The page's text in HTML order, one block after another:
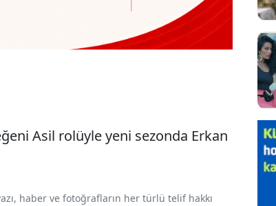
Asil rolüyle yeni sezonda Erkan
haber ve fotoğrafların her türlü telif hakkı